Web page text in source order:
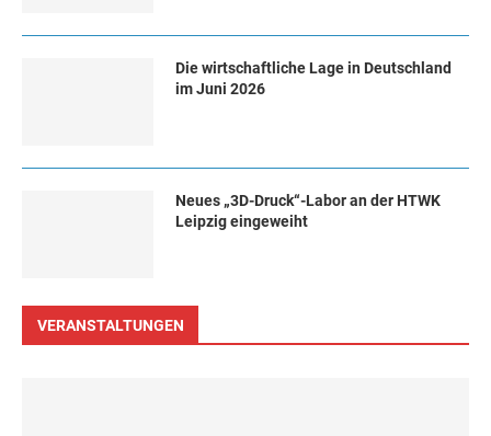
Die wirtschaftliche Lage in Deutschland
im Juni 2026
Neues „3D-Druck“-Labor an der HTWK
Leipzig eingeweiht
VERANSTALTUNGEN